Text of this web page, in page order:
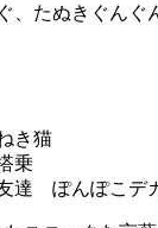
、たぬきぐんぐ
き猫
乗
達 ぽんぽこデ